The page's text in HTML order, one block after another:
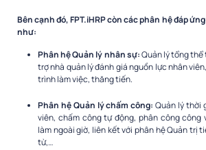
Bên cạnh đó, FPT.iHRP còn các phân hệ đáp
như:
Phân hệ Quản lý nhân sự:Quản lý tổng
trợ nhà quản lý đánh giá nguồn lực nhân
trình làm việc, thăng tiến.
Phân hệ Quản lý chấm công:Quản lý thời
viên, chấm công tự động, phân công công
làm ngoài giờ, liên kết với phân hệ Quản trị
từ,…